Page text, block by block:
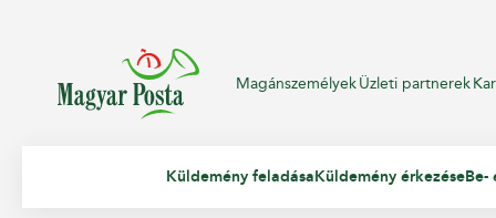
MagánszemélyekÜzleti partnerek
Küldemény feladásaKüldemény érkezéseBe-